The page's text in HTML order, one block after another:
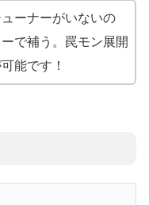
ーナーがいないの
で補う。罠モン展開
能です！